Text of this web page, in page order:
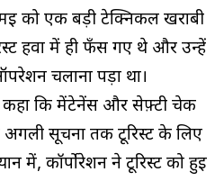
को एक बड़ी टेक्निकल खराबी
हवा में ही फँस गए थे और उन्हें
चलाना पड़ा था।
कहा कि मेंटेनेंस और सेफ़्टी चेक
अगली सूचना तक टूरिस्ट के लिए
में, कॉर्पोरेशन ने टूरिस्ट को हुई